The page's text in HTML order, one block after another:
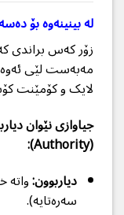
لە بینینەوە بۆ
زۆر کەس براندی
مەبەست لێی
لایک و کۆمێنت
(Authority):
دیاربوون:واتە
سەرەتایە).